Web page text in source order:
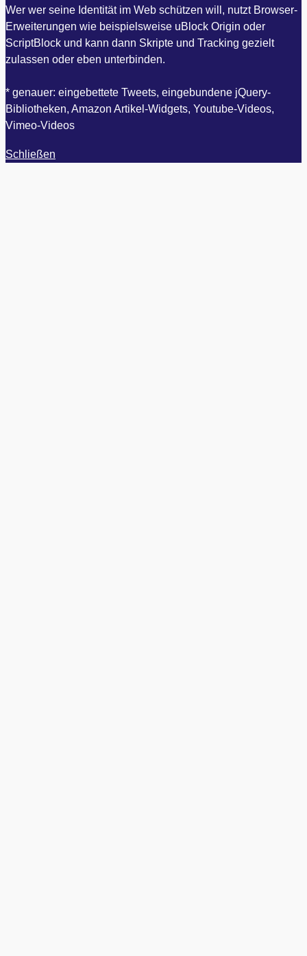
Wer wer seine Identität im Web schützen will, nutzt Browser-
Erweiterungen wie beispielsweise uBlock Origin oder
ScriptBlock und kann dann Skripte und Tracking gezielt
zulassen oder eben unterbinden.
* genauer: eingebettete Tweets, eingebundene jQuery-
Bibliotheken, Amazon Artikel-Widgets, Youtube-Videos,
Vimeo-Videos
Schließen